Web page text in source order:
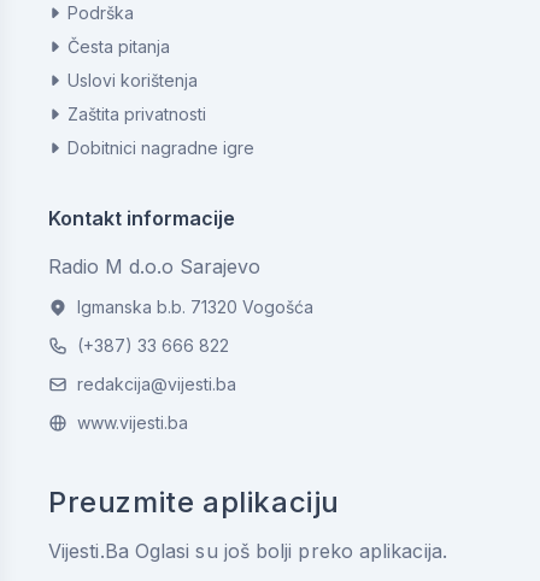
Podrška
Česta pitanja
Uslovi korištenja
Zaštita privatnosti
Dobitnici nagradne igre
Kontakt informacije
Radio M d.o.o Sarajevo
Igmanska b.b. 71320 Vogošća
(+387) 33 666 822
redakcija@vijesti.ba
www.vijesti.ba
Preuzmite aplikaciju
Vijesti.Ba Oglasi su još bolji preko aplikacija.